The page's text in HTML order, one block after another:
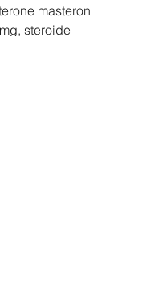
masteron
steroide